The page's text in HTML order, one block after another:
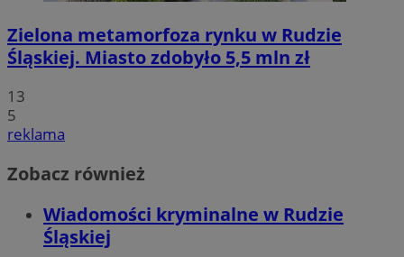
Zielona metamorfoza rynku w Rudzie
Śląskiej. Miasto zdobyło 5,5 mln zł
13
5
reklama
Zobacz również
Wiadomości kryminalne w Rudzie
Śląskiej